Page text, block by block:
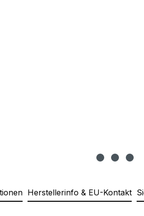
Herstellerinfo & EU-Kontakt